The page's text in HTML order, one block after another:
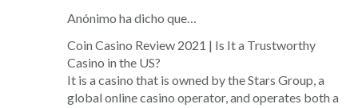
Anónimo ha dicho que…
Coin Casino Review 2021 | Is It a Trustworthy
Casino in the US?
It is a casino that is owned by the Stars Group, a
global online casino operator, and operates both a